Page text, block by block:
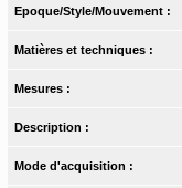
Epoque/Style/Mouvement :
Matières et techniques :
Mesures :
Description :
Mode d'acquisition :